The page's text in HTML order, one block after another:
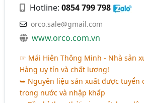
Hotline:0854 799 798
orco.sale@gmail.com
www.orco.com.vn
☞ Mái Hiên Thông Minh - Nhà sản
Hàng uy tín và chất lượng!
➥ Nguyên liệu sản xuất được tuyển
trong nước và nhập khẩp